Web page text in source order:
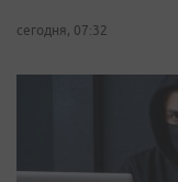
сегодня, 07:32